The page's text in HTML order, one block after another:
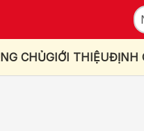
CHỦGIỚI THIỆUĐỊNH